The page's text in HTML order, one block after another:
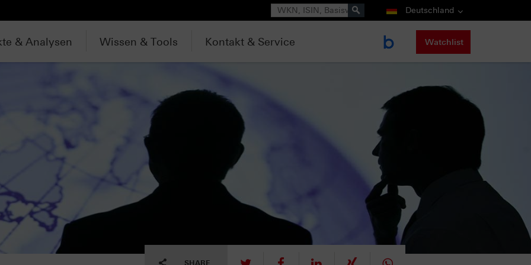
Suche Deutschland
& Analysen Wissen & Tools Kontakt & Service Watchlist
SHARE tweet mitteilen